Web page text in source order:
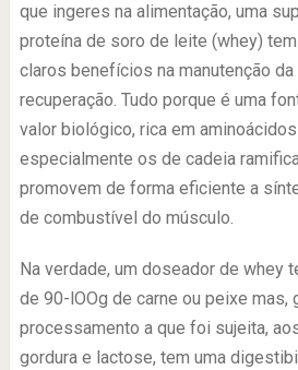
que ingeres na alimentação, uma
proteína de soro de leite (whey)
claros benefícios na manutenção
recuperação. Tudo porque é uma
valor biológico, rica em
especialmente os de cadeia
promovem de forma eficiente a
de combustível do músculo.
Na verdade, um doseador de whey
de 90-lOOg de carne ou peixe mas,
processamento a que foi sujeita,
gordura e lactose, tem uma